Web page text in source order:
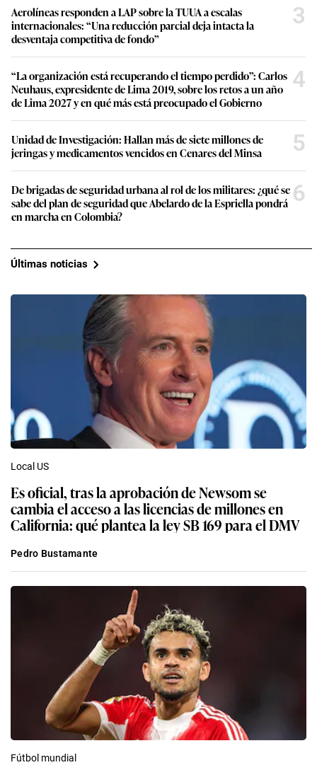
Aerolíneas responden a LAP sobre la TUUA a escalas
internacionales: “Una reducción parcial deja intacta la
desventaja competitiva de fondo”
3
“La organización está recuperando el tiempo perdido”: Carlos
Neuhaus, expresidente de Lima 2019, sobre los retos a un año
de Lima 2027 y en qué más está preocupado el Gobierno
4
Unidad de Investigación: Hallan más de siete millones de
jeringas y medicamentos vencidos en Cenares del Minsa
5
De brigadas de seguridad urbana al rol de los militares: ¿qué se
sabe del plan de seguridad que Abelardo de la Espriella pondrá
en marcha en Colombia?
6
Últimas noticias
Local US
Es oficial, tras la aprobación de Newsom se
cambia el acceso a las licencias de millones en
California: qué plantea la ley SB 169 para el DMV
Pedro Bustamante
Fútbol mundial